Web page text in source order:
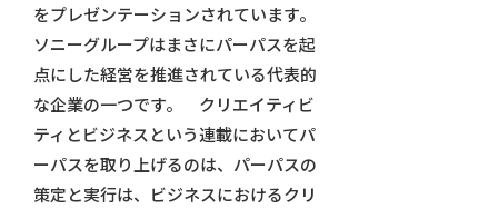
をプレゼンテーションされています。
ソニーグループはまさにパーパスを起
点にした経営を推進されている代表的
な企業の一つです。 クリエイティビ
ティとビジネスという連載においてパ
ーパスを取り上げるのは、パーパスの
策定と実行は、ビジネスにおけるクリ